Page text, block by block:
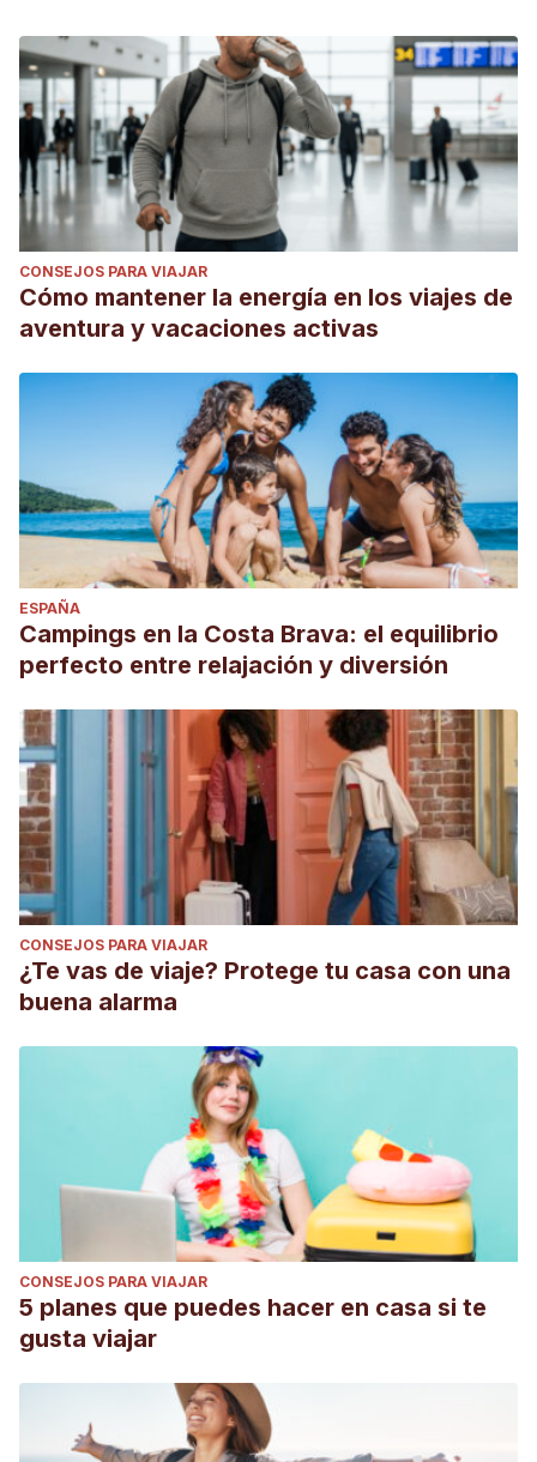
CONSEJOS PARA VIAJAR
Cómo mantener la energía en los viajes de
aventura y vacaciones activas
ESPAÑA
Campings en la Costa Brava: el equilibrio
perfecto entre relajación y diversión
CONSEJOS PARA VIAJAR
¿Te vas de viaje? Protege tu casa con una
buena alarma
CONSEJOS PARA VIAJAR
5 planes que puedes hacer en casa si te
gusta viajar